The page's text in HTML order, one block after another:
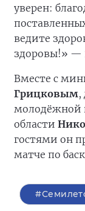
уверен:
ведите
здоровы!» —
Вместе с
Грицковым,
молодёжной
области
гостями он
матче по